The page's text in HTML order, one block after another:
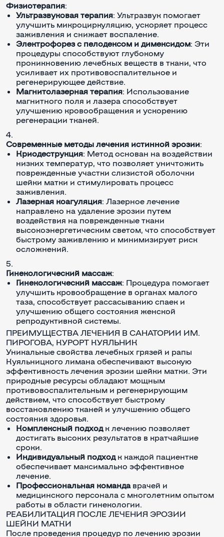
Физиотерапия:
Ультразвуковая терапия: Ультразвук помогает
улучшить микроциркуляцию, ускоряет процесс
заживления и снижает воспаление.
Электрофорез с пелодексом и димексидом: Эти
процедуры способствуют глубокому
проникновению лечебных веществ в ткани, что
усиливает их противовоспалительное и
регенерирующее действие.
Магнитолазерная терапия: Использование
магнитного поля и лазера способствует
улучшению кровообращения и ускорению
регенерации тканей.
Современные методы лечения истинной эрозии:
Криодеструкция: Метод основан на воздействии
низких температур, что позволяет уничтожить
поврежденные участки слизистой оболочки
шейки матки и стимулировать процесс
заживления.
Лазерная коагуляция: Лазерное лечение
направлено на удаление эрозии путем
воздействия на поврежденные ткани
высокоэнергетическим светом, что способствует
быстрому заживлению и минимизирует риск
осложнений.
Гинекологический массаж:
Гинекологический массаж: Процедура помогает
улучшить кровообращение в органах малого
таза, способствует рассасыванию спаек и
улучшению общего состояния женской
репродуктивной системы.
ПРЕИМУЩЕСТВА ЛЕЧЕНИЯ В САНАТОРИИ ИМ.
ПИРОГОВА, КУРОРТ КУЯЛЬНИК
Уникальные свойства лечебных грязей и рапы
Куяльницкого лимана обеспечивают высокую
эффективность лечения эрозии шейки матки. Эти
природные ресурсы обладают мощным
противовоспалительным и регенерирующим
действием, что способствует быстрому
восстановлению тканей и улучшению общего
состояния здоровья.
Комплексный подходк лечению позволяет
достигать высоких результатов в кратчайшие
сроки.
Индивидуальный подходк каждой пациентке
обеспечивает максимально эффективное
лечение.
Профессиональная командаврачей и
медицинского персонала с многолетним опытом
работы в области гинекологии.
РЕАБИЛИТАЦИЯ ПОСЛЕ ЛЕЧЕНИЯ ЭРОЗИИ
ШЕЙКИ МАТКИ
После проведения процедур по лечению эрозии